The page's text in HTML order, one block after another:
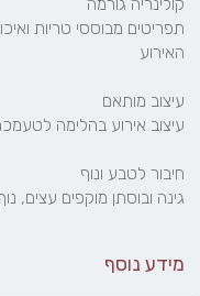
גינה ובוסתן מוקפים עצים,
מידע נוסף